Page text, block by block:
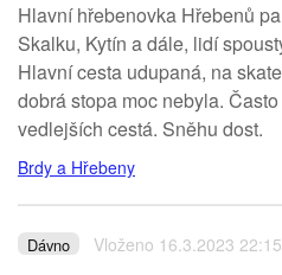
Hlavní hřebenovka Hřebenů
Skalku, Kytín a dále, lidí
Hlavní cesta udupaná, na
dobrá stopa moc nebyla.
vedlejších cestá. Sněhu dost.
Brdy a Hřebeny
Dávno Vloženo 16.3.2023 22:15